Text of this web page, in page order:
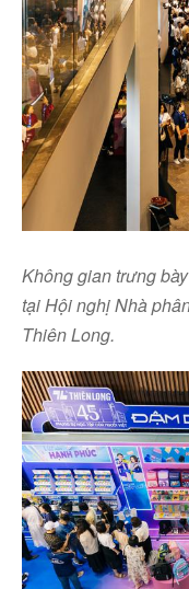
Không gian trưng
tại Hội nghị Nhà
Thiên Long.